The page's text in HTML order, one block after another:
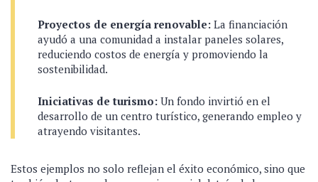
Proyectos de energía renovable: La financiación
ayudó a una comunidad a instalar paneles solares,
reduciendo costos de energía y promoviendo la
sostenibilidad.
Iniciativas de turismo: Un fondo invirtió en el
desarrollo de un centro turístico, generando empleo y
atrayendo visitantes.
Estos ejemplos no solo reflejan el éxito económico, sino que